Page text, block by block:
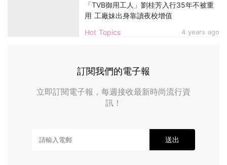
Hot Topics 4 years ago
「TVB御用工人」劉桂芳入行35年不被重
用 工廠妹出身靠讀夜校增值
訂閱我們的電子報
立即訂閱電子報，每週接收最新時尚流行資
訊！
送出